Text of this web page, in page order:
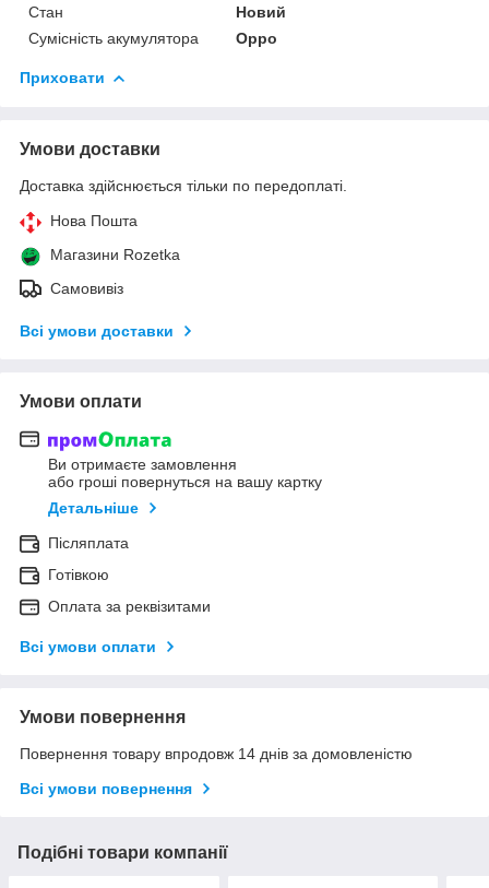
Стан
Новий
Сумісність акумулятора
Oppo
Приховати
Умови доставки
Доставка здійснюється тільки по передоплаті.
Нова Пошта
Магазини Rozetka
Самовивіз
Всі умови доставки
Умови оплати
Ви отримаєте замовлення
або гроші повернуться на вашу картку
Детальніше
Післяплата
Готівкою
Оплата за реквізитами
Всі умови оплати
Умови повернення
Повернення товару впродовж 14 днів за домовленістю
Всі умови повернення
Подібні товари компанії